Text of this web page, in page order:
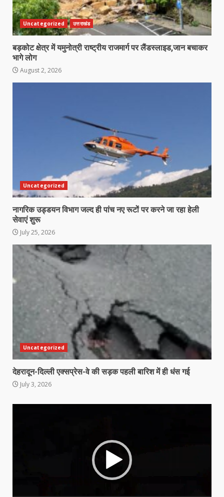
Uncategorized उत्तराखंड
बड़कोट क्षेत्र में यमुनोत्री राष्ट्रीय राजमार्ग पर लैंडस्लाइड,जान बचाकर
भागे लोग
August 2, 2026
Uncategorized
नागरिक उड्डयन विभाग जल्द ही पांच नए रूटों पर करने जा रहा हेली
सेवाएं शुरू
July 25, 2026
Uncategorized
देहरादून-दिल्ली एक्सप्रेस-वे की सड़क पहली बारिश में ही धंस गई
July 3, 2026